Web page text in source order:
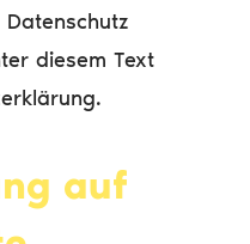
diesem Text
auf